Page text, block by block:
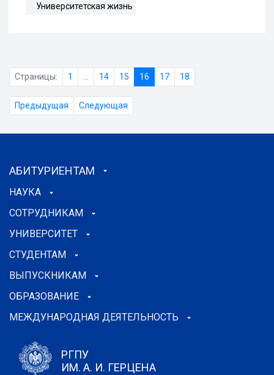
Университетская жизнь
Страницы: 1 14 15 16 17 18
Предыдущая Следующая
АБИТУРИЕНТАМ
НАУКА
СОТРУДНИКАМ
УНИВЕРСИТЕТ
СТУДЕНТАМ
ВЫПУСКНИКАМ
ОБРАЗОВАНИЕ
МЕЖДУНАРОДНАЯ ДЕЯТЕЛЬНОСТЬ
РГПУ
ИМ. А. И. ГЕРЦЕНА